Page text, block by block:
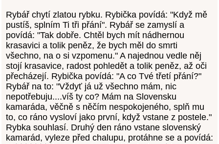
Rybář chytí zlatou rybku. Rybička povídá: "Když mě
pustíš, splním Ti tři přání". Rybář se zamyslí a
povídá: "Tak dobře. Chtěl bych mít nádhernou
krasavici a tolik peněz, že bych měl do smrti
všechno, na o si vzpomenu." A najednou vedle něj
stojí krasavice, radost pohledět a tolik peněz, až oči
přecházejí. Rybička povídá: "A co Tvé třetí přání?"
Rybář na to: "Vždyť já už všechno mám, nic
nepotřebuju....víš ty co? Mám na Slovensku
kamaráda, věčně s něčím nespokojeného, splň mu
to, co ráno vysloví jako první, když vstane z postele."
Rybka souhlasí. Druhý den ráno vstane slovenský
kamarád, vyleze před chalupu, protáhne se a povídá: